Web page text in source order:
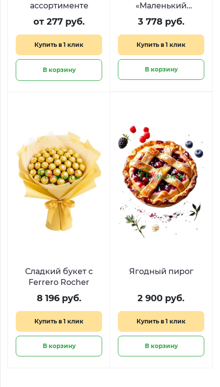
ассортименте
от 277 руб.
Купить в 1 клик
В корзину
«Маленький
кролик»
3 778 руб.
Купить в 1 клик
В корзину
Сладкий букет с
Ferrero Rocher
8 196 руб.
Купить в 1 клик
В корзину
Ягодный пирог
2 900 руб.
Купить в 1 клик
В корзину